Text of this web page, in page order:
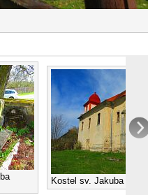
Kostel sv. Jakuba